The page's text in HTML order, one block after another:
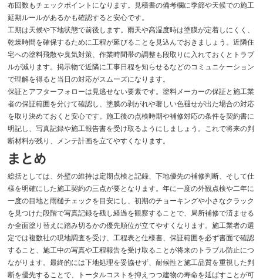
布回数もチェックポイントになります。見積書の備考欄に季節や天候での施工
延期ルールがあるかも確認すると安心です。
工期は天候や下地状態で前後します。雨天や高湿度時は塗膜が定着しにくく、
乾燥時間を確保するために工程が延びることを見込んでおきましょう。近隣住
宅への塗料飛散や臭気対策、作業時間帯の調整も段取りに入れておくとトラブ
ルが減ります。掲示物で近隣に工事日程を知らせるなどのコミュニケーション
で理解を得ると当日の対応がスムーズになります。
保証とアフターフォローは見逃せない要素です。塗料メーカーの保証と施工業
者の保証範囲を分けて確認し、塗膜の剥がれや著しい色褪せが出た場合の対応
を取り決めておくと安心です。施工後の点検時期や補修対応の条件を契約書に
明記し、写真記録や施工報告書を受け取るようにしましょう。これで将来の判
断材料が残り、メンテ計画を立てやすくなります。
まとめ
総括としては、外壁の維持は定期点検と記録、下地優先の補修判断、そして仕
様を明確にした施工契約の三点が要となります。年に一度の外観点検や二年に
一度の目地と雨樋チェックを目安にし、初期のチョーキングや小さなクラック
を見つけた段階で写真記録を残し経過を観察することで、局所補修で済ませる
か全面塗り替えに踏み切るかの優先順位が立てやすくなります。施工業者の選
定では複数社の現地調査を受け、工程表と仕様書、保証範囲を必ず書面で確認
すること、施工中の写真や工程報告を受け取ることが将来のトラブル防止につ
ながります。最終的には下地処理を妥協せず、耐候性と施工品質を重視した判
断を優先することで、トータルコストを抑えつつ建物の寿命を延ばすことが可